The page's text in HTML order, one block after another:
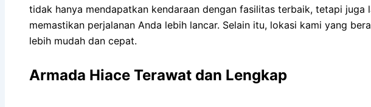
tidak hanya mendapatkan kendaraan dengan fasilitas terbaik, tetapi
memastikan perjalanan Anda lebih lancar. Selain itu, lokasi kami yang
lebih mudah dan cepat.
Armada Hiace Terawat dan Lengkap